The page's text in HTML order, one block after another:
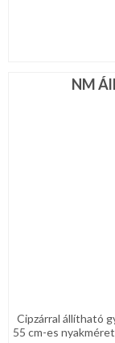
NM
Cipzárral állítható
55 cm-es